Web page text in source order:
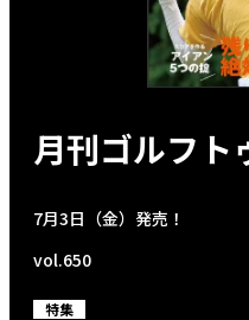
月刊ゴルフト
7月3日（金）発売！
vol.650
特集